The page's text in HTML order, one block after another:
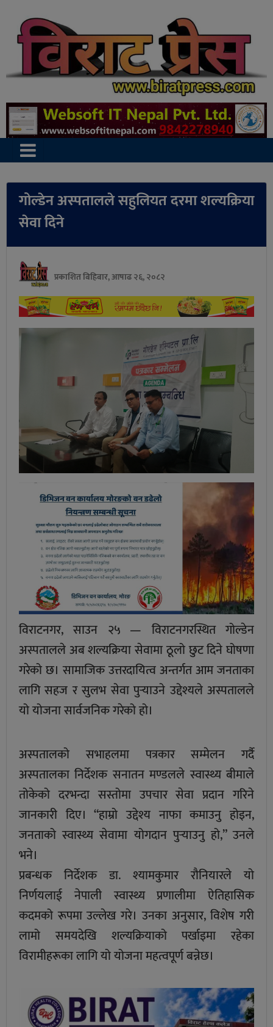
गोल्डेन अस्पतालले सहुलियत दरमा शल्यक्रिया
सेवा दिने
प्रकाशित बिहिबार, आषाढ २६, २०८२
विराटनगर, साउन २५ — विराटनगरस्थित गोल्डेन
अस्पतालले अब शल्यक्रिया सेवामा ठूलो छुट दिने घोषणा
गरेको छ। सामाजिक उत्तरदायित्व अन्तर्गत आम जनताका
लागि सहज र सुलभ सेवा पुर्‍याउने उद्देश्यले अस्पतालले
यो योजना सार्वजनिक गरेको हो।
अस्पतालको सभाहलमा पत्रकार सम्मेलन गर्दै
अस्पतालका निर्देशक सनातन मण्डलले स्वास्थ्य बीमाले
तोकेको दरभन्दा सस्तोमा उपचार सेवा प्रदान गरिने
जानकारी दिए। “हाम्रो उद्देश्य नाफा कमाउनु होइन,
जनताको स्वास्थ्य सेवामा योगदान पुर्‍याउनु हो,” उनले
भने।
प्रबन्धक निर्देशक डा. श्यामकुमार रौनियारले यो
निर्णयलाई नेपाली स्वास्थ्य प्रणालीमा ऐतिहासिक
कदमको रूपमा उल्लेख गरे। उनका अनुसार, विशेष गरी
लामो समयदेखि शल्यक्रियाको पर्खाइमा रहेका
विरामीहरूका लागि यो योजना महत्वपूर्ण बन्नेछ।